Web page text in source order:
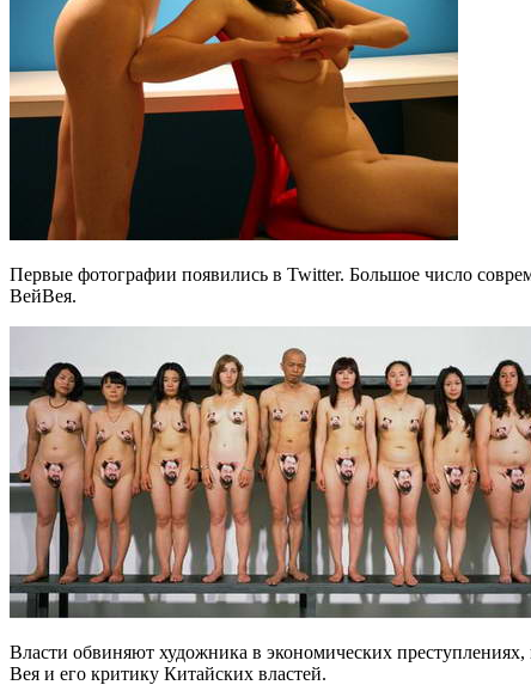
Первые фотографии появились в Twitter. Большое число
ВейВея.
Власти обвиняют художника в экономических
Вея и его критику Китайских властей.